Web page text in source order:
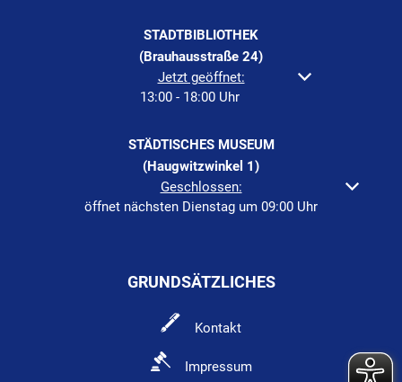
STADTBIBLIOTHEK
(Brauhausstraße 24)
Klicken, um weitere Öffnungs- oder Schließzeiten
Jetzt geöffnet:
13:00 - 18:00 Uhr
STÄDTISCHES MUSEUM
(Haugwitzwinkel 1)
Klicken, um weitere Öffnungs- oder Schließzeiten
Geschlossen:
öffnet nächsten Dienstag um 09:00 Uhr
GRUNDSÄTZLICHES
Kontakt
Impressum